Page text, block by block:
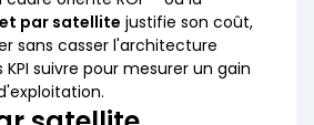
par satellite justifie son coût,
sans casser l'architecture
suivre pour mesurer un gain